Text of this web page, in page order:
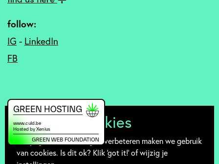
follow:
IG - LinkedIn
FB
Mmmm... cookies
Om je gebruikservaring te verbeteren maken we gebruik
van cookies. Is dit ok? Klik 'got it!' of wijzig je